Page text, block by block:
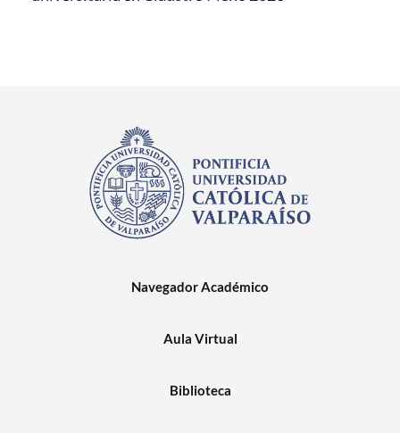
Navegador Académico
Aula Virtual
Biblioteca